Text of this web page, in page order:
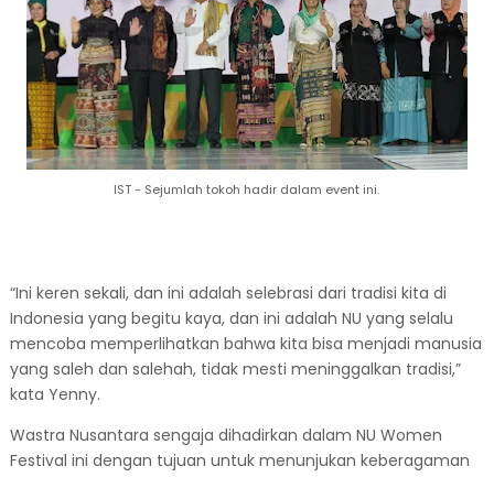
IST - Sejumlah tokoh hadir dalam event ini.
“Ini keren sekali, dan ini adalah selebrasi dari tradisi kita di
Indonesia yang begitu kaya, dan ini adalah NU yang selalu
mencoba memperlihatkan bahwa kita bisa menjadi manusia
yang saleh dan salehah, tidak mesti meninggalkan tradisi,”
kata Yenny.
Wastra Nusantara sengaja dihadirkan dalam NU Women
Festival ini dengan tujuan untuk menunjukan keberagaman